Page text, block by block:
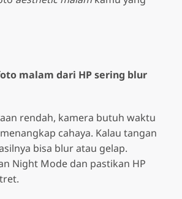
malam dari HP sering blur
rendah, kamera butuh waktu
cahaya. Kalau tangan
bisa blur atau gelap.
Night Mode dan pastikan HP